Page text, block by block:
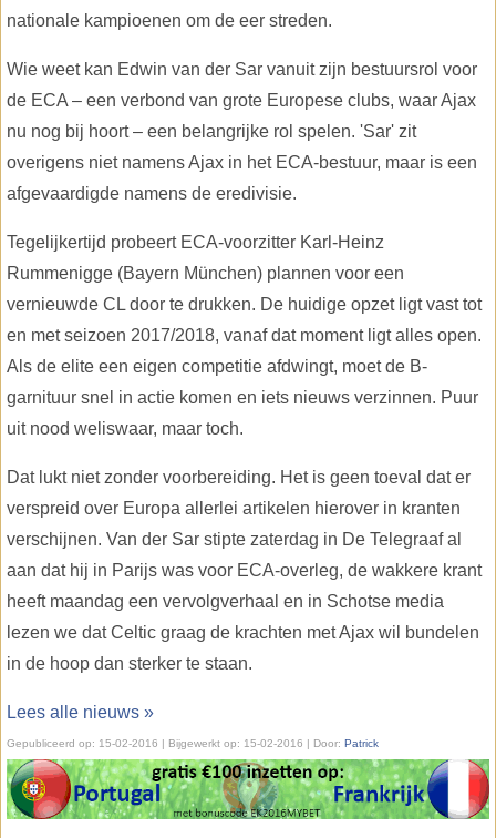
nationale kampioenen om de eer streden.
Wie weet kan Edwin van der Sar vanuit zijn bestuursrol voor
de ECA – een verbond van grote Europese clubs, waar Ajax
nu nog bij hoort – een belangrijke rol spelen. 'Sar' zit
overigens niet namens Ajax in het ECA-bestuur, maar is een
afgevaardigde namens de eredivisie.
Tegelijkertijd probeert ECA-voorzitter Karl-Heinz
Rummenigge (Bayern München) plannen voor een
vernieuwde CL door te drukken. De huidige opzet ligt vast tot
en met seizoen 2017/2018, vanaf dat moment ligt alles open.
Als de elite een eigen competitie afdwingt, moet de B-
garnituur snel in actie komen en iets nieuws verzinnen. Puur
uit nood weliswaar, maar toch.
Dat lukt niet zonder voorbereiding. Het is geen toeval dat er
verspreid over Europa allerlei artikelen hierover in kranten
verschijnen. Van der Sar stipte zaterdag in De Telegraaf al
aan dat hij in Parijs was voor ECA-overleg, de wakkere krant
heeft maandag een vervolgverhaal en in Schotse media
lezen we dat Celtic graag de krachten met Ajax wil bundelen
in de hoop dan sterker te staan.
Lees alle nieuws »
Gepubliceerd op: 15-02-2016 | Bijgewerkt op: 15-02-2016 | Door: Patrick